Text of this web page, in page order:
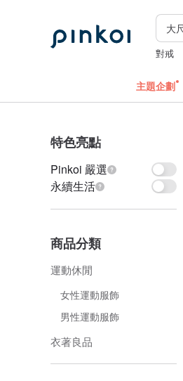
對戒
主題企劃
特色亮點
Pinkoi 嚴選
永續生活
商品分類
運動休閒
女性運動服飾
男性運動服飾
衣著良品